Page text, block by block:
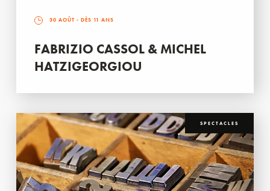
30 AOÛT - DÈS 11 ANS
FABRIZIO CASSOL & MICHEL
HATZIGEORGIOU
SPECTACLES